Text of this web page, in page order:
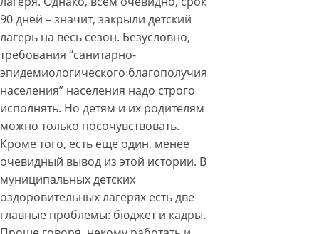
90 дней – значит, закрыли детский
лагерь на весь сезон. Безусловно,
требования “санитарно-
эпидемиологического благополучия
населения” населения надо строго
исполнять. Но детям и их родителям
можно только посочувствовать.
Кроме того, есть еще один, менее
очевидный вывод из этой истории. В
муниципальных детских
оздоровительных лагерях есть две
главные проблемы: бюджет и кадры.